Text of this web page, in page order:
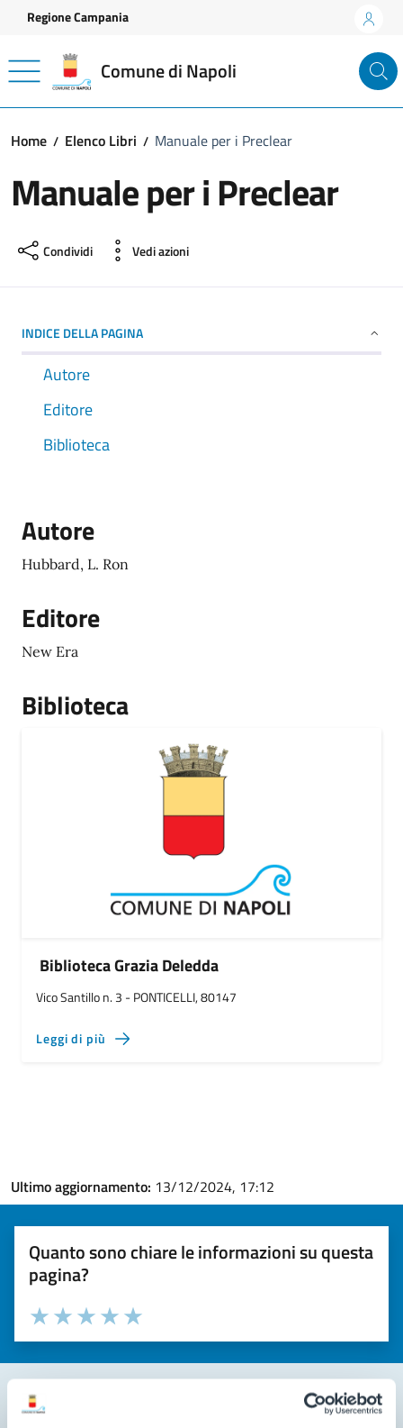
Vai ai contenuti
Vai al footer
Regione Campania
Comune di Napoli
Home Elenco Libri Manuale per i Preclear
Manuale per i Preclear
Condividi Vedi azioni
INDICE DELLA PAGINA
Autore
Editore
Biblioteca
Autore
Hubbard, L. Ron
Editore
New Era
Biblioteca
Biblioteca Grazia Deledda
Vico Santillo n. 3 - PONTICELLI, 80147
Leggi di più
Ultimo aggiornamento: 13/12/2024, 17:12
Quanto sono chiare le informazioni su questa
pagina?
Valuta la chiarezza delle informazioni (da 1 a 5 stelle)
Seleziona il numero di stelle per valutare la chiarezza delle
Valuta 5 stelle su 5
Valuta 4 stelle su 5
Valuta 3 stelle su 5
Valuta 2 stelle su 5
Valuta 1 stelle su 5